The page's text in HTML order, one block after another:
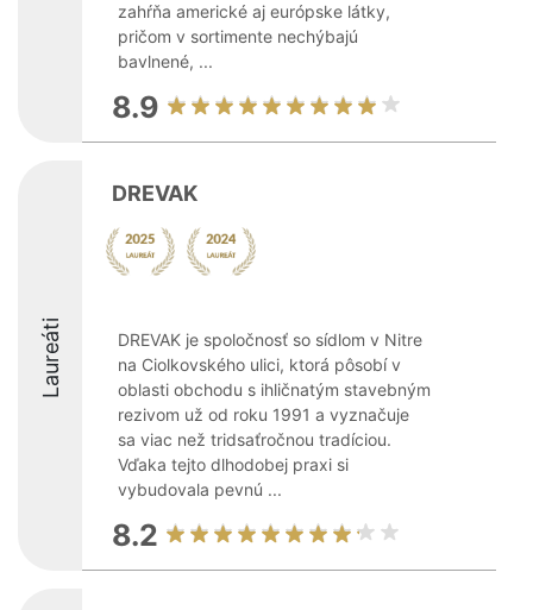
zahŕňa americké aj európske látky,
pričom v sortimente nechýbajú
bavlnené, ...
8.9
Laureáti
DREVAK
DREVAK je spoločnosť so sídlom v Nitre
na Ciolkovského ulici, ktorá pôsobí v
oblasti obchodu s ihličnatým stavebným
rezivom už od roku 1991 a vyznačuje
sa viac než tridsaťročnou tradíciou.
Vďaka tejto dlhodobej praxi si
vybudovala pevnú ...
8.2